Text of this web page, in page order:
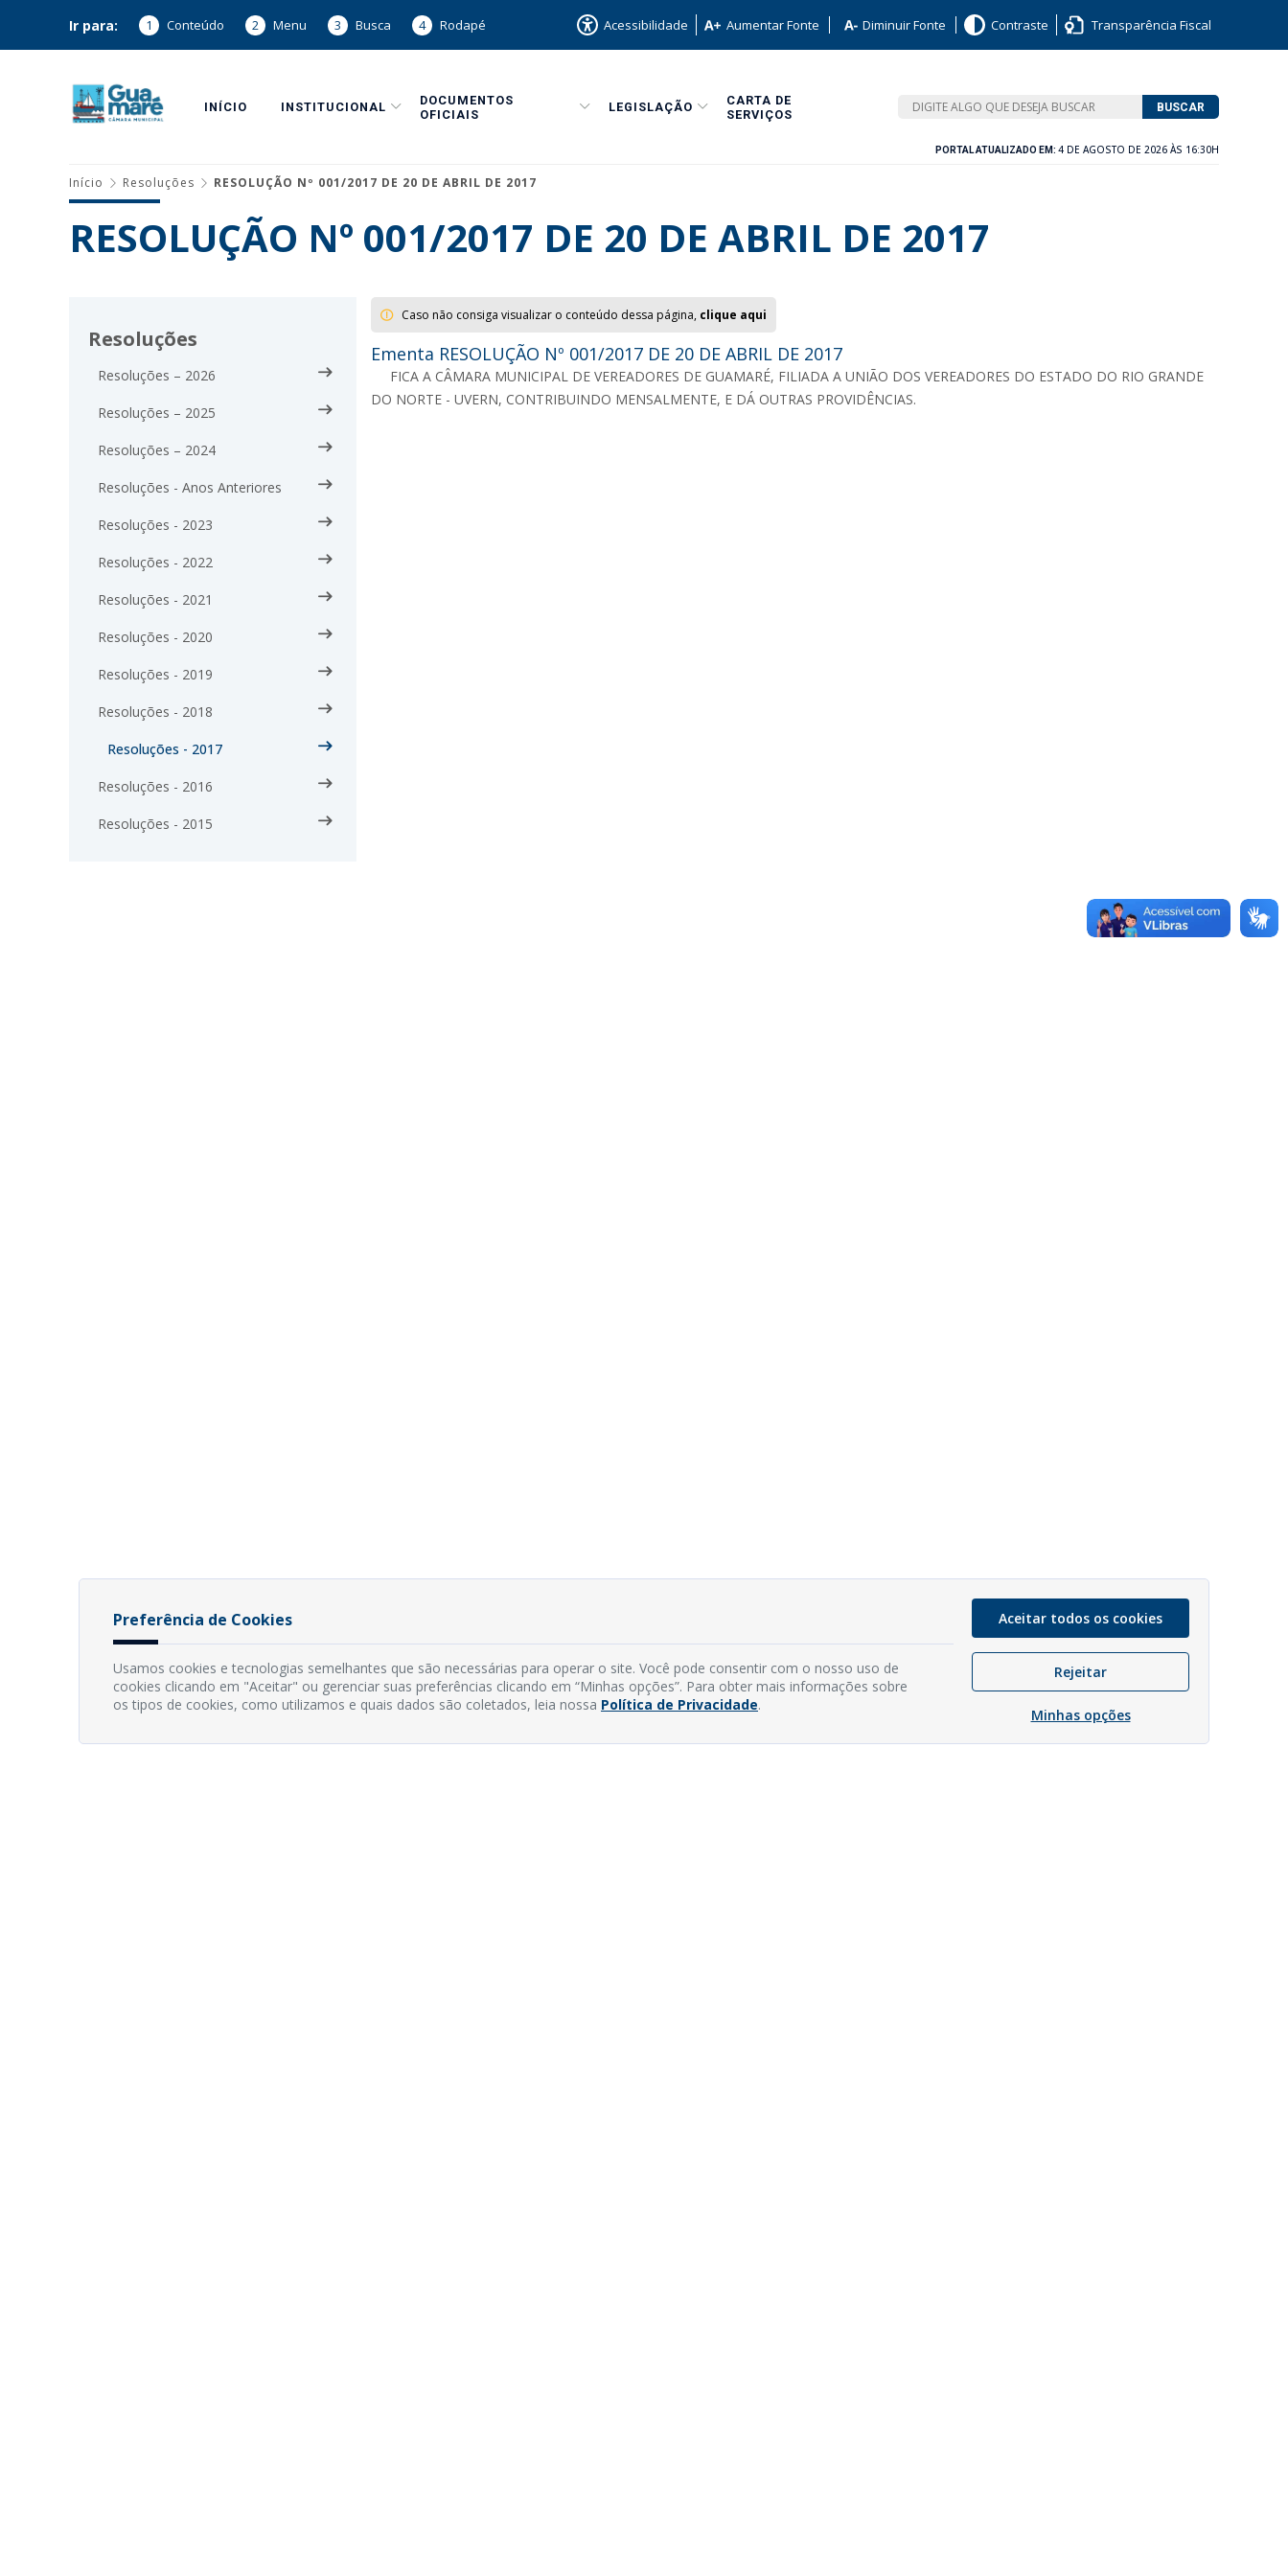
Ir para: 1 Conteúdo 2 Menu 3 Busca 4 Rodapé Acessibilidade Aumentar Fonte Diminuir Fonte Contraste Transparência Fiscal
INÍCIO INSTITUCIONAL
DOCUMENTOS
OFICIAIS
LEGISLAÇÃO
CARTA DE
SERVIÇOS
BUSCAR
PORTAL ATUALIZADO EM: 4 DE AGOSTO DE 2026 ÀS 16:30H
Início Resoluções RESOLUÇÃO Nº 001/2017 DE 20 DE ABRIL DE 2017
RESOLUÇÃO Nº 001/2017 DE 20 DE ABRIL DE 2017
Resoluções
Resoluções – 2026
Resoluções – 2025
Resoluções – 2024
Resoluções - Anos Anteriores
Resoluções - 2023
Resoluções - 2022
Resoluções - 2021
Resoluções - 2020
Resoluções - 2019
Resoluções - 2018
Resoluções - 2017
Resoluções - 2016
Resoluções - 2015
Caso não consiga visualizar o conteúdo dessa página, clique aqui
Ementa RESOLUÇÃO Nº 001/2017 DE 20 DE ABRIL DE 2017
FICA A CÂMARA MUNICIPAL DE VEREADORES DE GUAMARÉ, FILIADA A UNIÃO DOS VEREADORES DO ESTADO DO RIO GRANDE
DO NORTE - UVERN, CONTRIBUINDO MENSALMENTE, E DÁ OUTRAS PROVIDÊNCIAS.
Preferência de Cookies
Usamos cookies e tecnologias semelhantes que são necessárias para operar o site. Você pode consentir com o nosso uso de
cookies clicando em "Aceitar" ou gerenciar suas preferências clicando em “Minhas opções”. Para obter mais informações sobre
os tipos de cookies, como utilizamos e quais dados são coletados, leia nossa Política de Privacidade.
Aceitar todos os cookies
Rejeitar
Minhas opções